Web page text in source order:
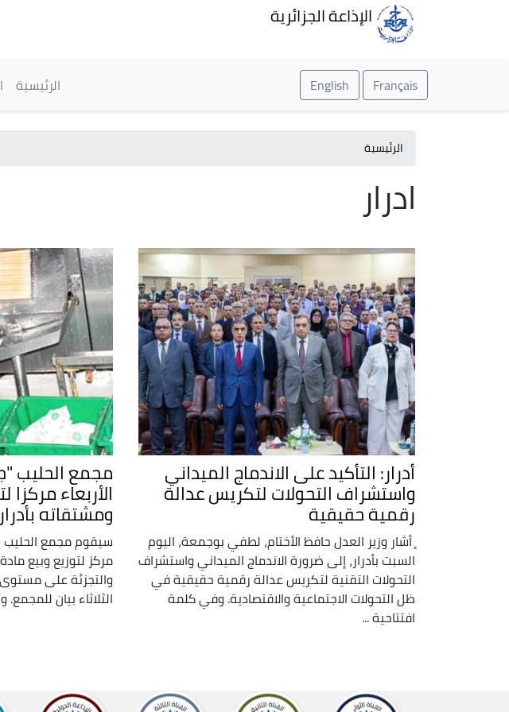
الإذاعة الجزائرية
Français
English الرئيسية
الرئيسية
ادرار
أدرار: التأكيد على الاندماج الميداني
واستشراف التحولات لتكريس عدالة
رقمية حقيقية
ٍ أشار وزير العدل حافظ الأختام، لطفي بوجمعة، اليوم
السبت بأدرار، إلى ضرورة الاندماج الميداني واستشراف
التحولات التقنية لتكريس عدالة رقمية حقيقية في
ظل التحولات الاجتماعية والاقتصادية. وفي كلمة
افتتاحية ...
مجمع الحليب
الأربعاء مركزا
ومشتقاته بأدرار
سيقوم مجمع الحليب
مركز لتوزيع وبيع
والتجزئة على مستوى
الثلاثاء بيان